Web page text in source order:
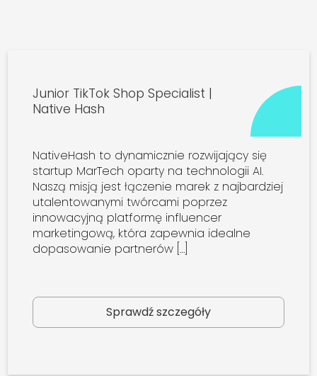
Junior TikTok Shop Specialist |
Native Hash
NativeHash to dynamicznie rozwijający się
startup MarTech oparty na technologii AI.
Naszą misją jest łączenie marek z najbardziej
utalentowanymi twórcami poprzez
innowacyjną platformę influencer
marketingową, która zapewnia idealne
dopasowanie partnerów […]
Sprawdź szczegóły